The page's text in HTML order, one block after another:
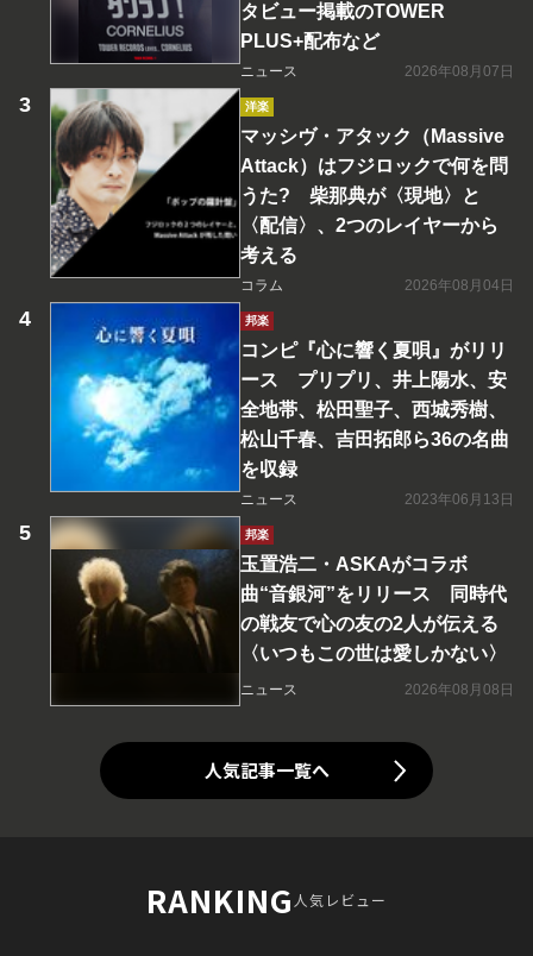
タビュー掲載のTOWER
PLUS+配布など
ニュース 2026年08月07日
洋楽
マッシヴ・アタック（Massive
Attack）はフジロックで何を問
うた? 柴那典が〈現地〉と
〈配信〉、2つのレイヤーから
考える
コラム 2026年08月04日
邦楽
コンピ『心に響く夏唄』がリリ
ース プリプリ、井上陽水、安
全地帯、松田聖子、西城秀樹、
松山千春、吉田拓郎ら36の名曲
を収録
ニュース 2023年06月13日
邦楽
玉置浩二・ASKAがコラボ
曲“音銀河”をリリース 同時代
の戦友で心の友の2人が伝える
〈いつもこの世は愛しかない〉
ニュース 2026年08月08日
人気記事一覧へ
RANKING人気レビュー